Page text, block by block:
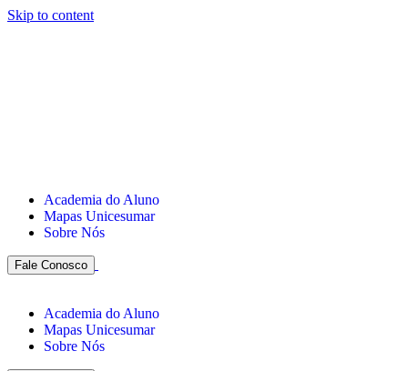
Skip to content
Academia do Aluno
Mapas Unicesumar
Sobre Nós
Fale Conosco
Academia do Aluno
Mapas Unicesumar
Sobre Nós